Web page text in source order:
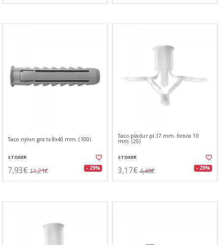
Taco nylon gris tx 8x40 mm. (100)
STOKER
7,93€ 11,21€ - 29%
Taco pladur pl.17 mm. broca 10
mm. (25)
STOKER
3,17€ 4,48€ - 29%